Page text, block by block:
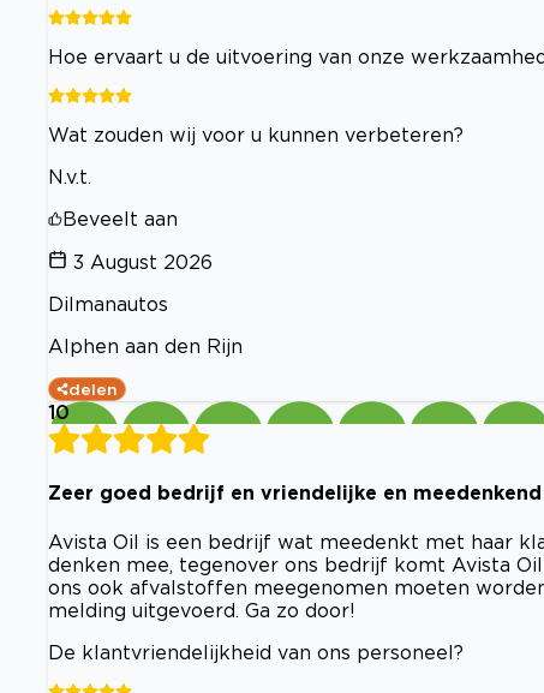
Hoe ervaart u de uitvoering van onze
Wat zouden wij voor u kunnen verbeteren?
N.v.t.
Beveelt aan
3 August 2026
Dilmanautos
Alphen aan den Rijn
delen
10
Zeer goed bedrijf en vriendelijke en
Avista Oil is een bedrijf wat meedenkt met haar
denken mee, tegenover ons bedrijf komt Avista
ons ook afvalstoffen meegenomen moeten
melding uitgevoerd. Ga zo door!
De klantvriendelijkheid van ons personeel?